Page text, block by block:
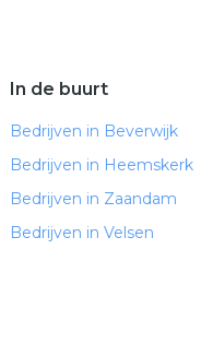
In de buurt
Bedrijven in Beverwijk
Bedrijven in Heemskerk
Bedrijven in Zaandam
Bedrijven in Velsen